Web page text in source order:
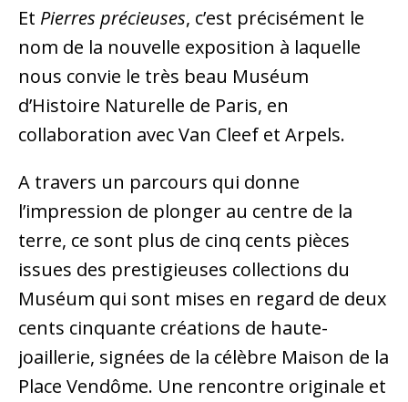
Et Pierres précieuses, c’est précisément le
nom de la nouvelle exposition à laquelle
nous convie le très beau Muséum
d’Histoire Naturelle de Paris, en
collaboration avec Van Cleef et Arpels.
A travers un parcours qui donne
l’impression de plonger au centre de la
terre, ce sont plus de cinq cents pièces
issues des prestigieuses collections du
Muséum qui sont mises en regard de deux
cents cinquante créations de haute-
joaillerie, signées de la célèbre Maison de la
Place Vendôme. Une rencontre originale et